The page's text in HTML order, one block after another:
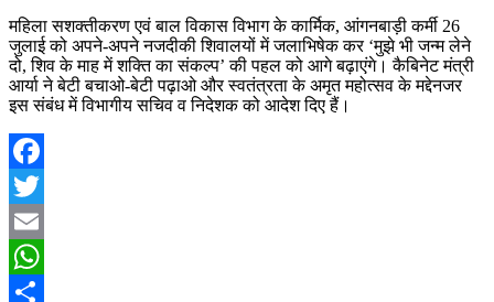
महिला सशक्तीकरण एवं बाल विकास विभाग के कार्मिक, आंगनबाड़ी कर्मी 26
जुलाई को अपने-अपने नजदीकी शिवालयों में जलाभिषेक कर ‘मुझे भी जन्म लेने
दो, शिव के माह में शक्ति का संकल्प’ की पहल को आगे बढ़ाएंगे। कैबिनेट मंत्री
आर्या ने बेटी बचाओ-बेटी पढ़ाओ और स्वतंत्रता के अमृत महोत्सव के मद्देनजर
इस संबंध में विभागीय सचिव व निदेशक को आदेश दिए हैं।
Facebook
Twitter
Email
WhatsApp